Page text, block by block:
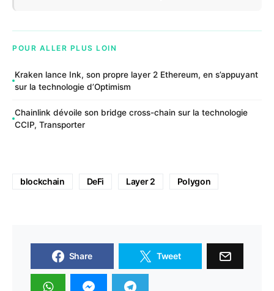
POUR ALLER PLUS LOIN
Kraken lance Ink, son propre layer 2 Ethereum, en s’appuyant
sur la technologie d’Optimism
Chainlink dévoile son bridge cross-chain sur la technologie
CCIP, Transporter
blockchain DeFi Layer 2 Polygon
Share Tweet